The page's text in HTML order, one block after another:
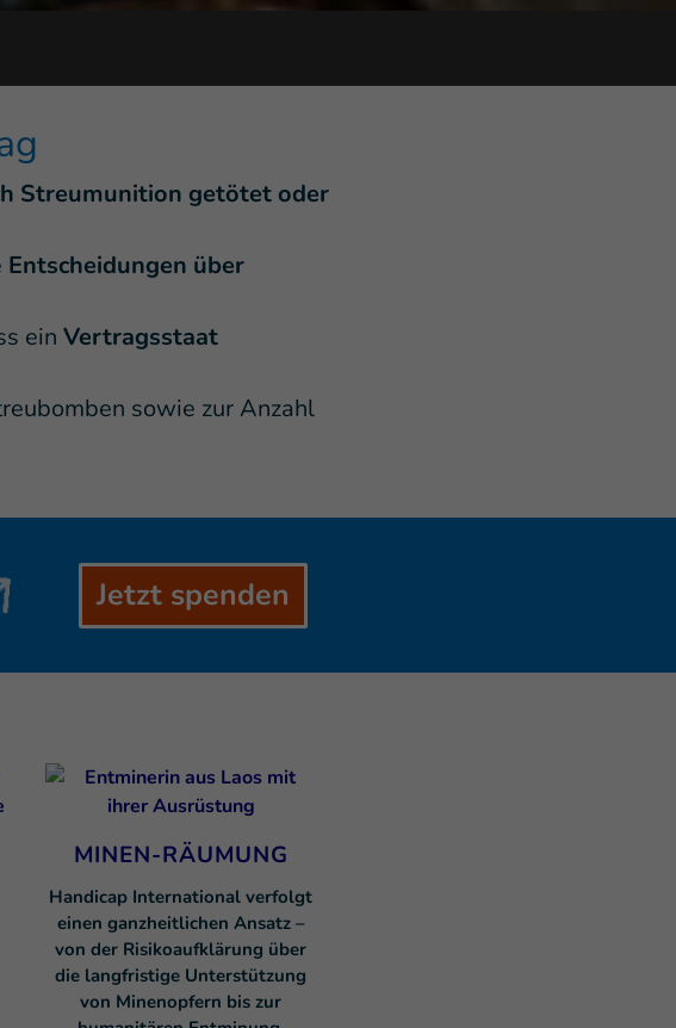
Streumunition getötet oder
Entscheidungen über
ein Vertragsstaat
sowie zur Anzahl
Jetzt spenden
MINEN-RÄUMUNG
Handicap International verfolgt
einen ganzheitlichen Ansatz –
von der Risikoaufklärung über
die langfristige Unterstützung
von Minenopfern bis zur